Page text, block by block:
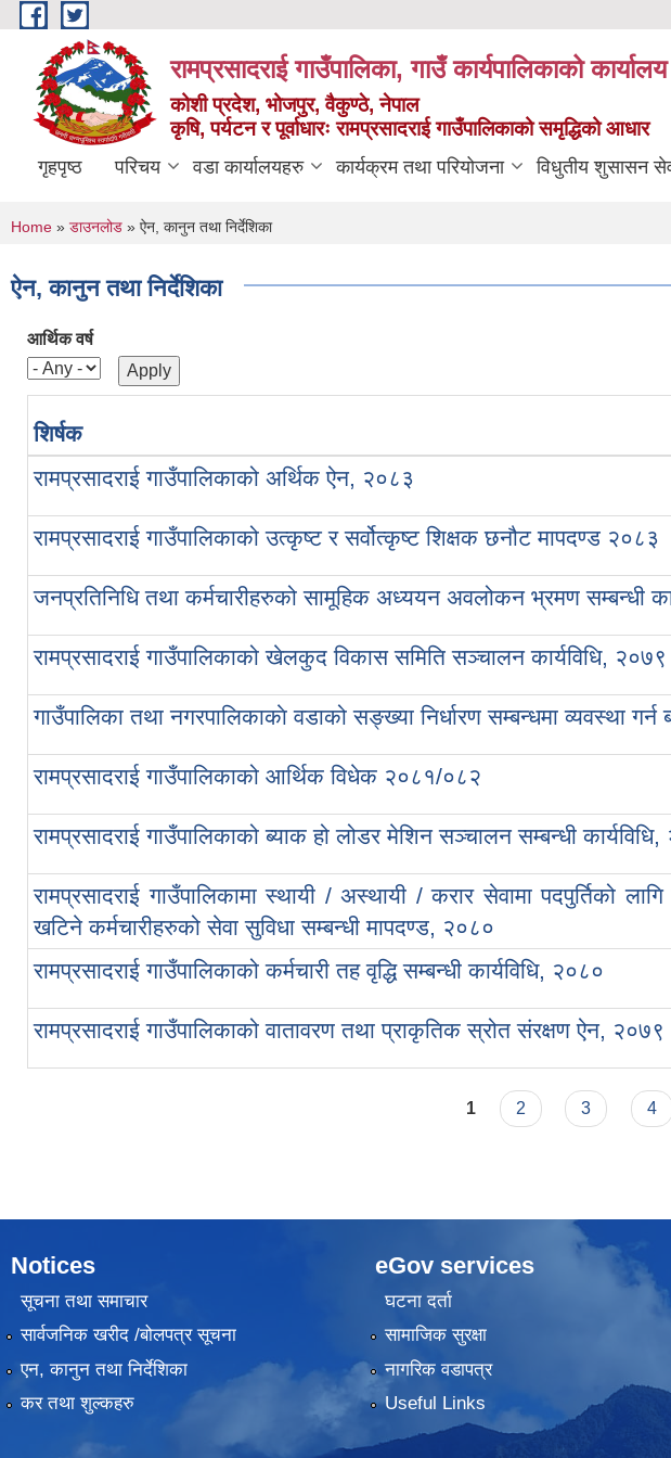
Skip to main content
रामप्रसादराई गाउँपालिका, गाउँ कार्यपालिकाको कार्यालय
कोशी प्रदेश, भोजपुर, वैकुण्ठे, नेपाल
कृषि, पर्यटन र पूर्वाधारः रामप्रसादराई गाउँपालिकाको समृद्धिको आधार
गृहपृष्ठ परिचय वडा कार्यालयहरु कार्यक्रम तथा परियोजना विधुतीय शुसासन
You are here
Home » डाउनलोड » ऐन, कानुन तथा निर्देशिका
ऐन, कानुन तथा निर्देशिका
आर्थिक वर्ष
शिर्षक
रामप्रसादराई गाउँपालिकाको अर्थिक ऐन, २०८३
रामप्रसादराई गाउँपालिकाको उत्कृष्ट र सर्वोत्कृष्ट शिक्षक छनौट मापदण्ड २०८३
जनप्रतिनिधि तथा कर्मचारीहरुको सामूहिक अध्ययन अवलोकन भ्रमण सम्बन्धी
रामप्रसादराई गाउँपालिकाको खेलकुद विकास समिति सञ्‍चालन कार्यविधि, २०७९
गाउँपालिका तथा नगरपालिकाकाे वडाको सङ्ख्या निर्धारण सम्बन्धमा व्यवस्था
रामप्रसादराई गाउँपालिकाको आर्थिक विधेक २०८१/०८२
रामप्रसादराई गाउँपालिकाको ब्याक हो लोडर मेशिन सञ्‍चालन सम्बन्धी
रामप्रसादराई गाउँपालिकामा स्थायी / अस्थायी / करार सेवामा पदपुर्तिको लागि
खटिने कर्मचारीहरुको सेवा सुविधा सम्बन्धी मापदण्ड, २०८०
रामप्रसादराई गाउँपालिकाको कर्मचारी तह वृद्धि सम्बन्धी कार्यविधि, २०८०
रामप्रसादराई गाउँपालिकाको वातावरण तथा प्राकृतिक स्रोत संरक्षण ऐन, २०७९
1 2 3 4
Notices
सूचना तथा समाचार
सार्वजनिक खरीद /बोलपत्र सूचना
एन, कानुन तथा निर्देशिका
कर तथा शुल्कहरु
eGov services
घटना दर्ता
सामाजिक सुरक्षा
नागरिक वडापत्र
Useful Links